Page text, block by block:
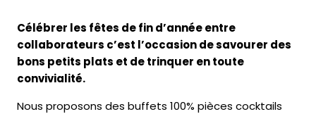
Célébrer les fêtes de fin d’année entre
collaborateurs c’est l’occasion de savourer des
bons petits plats et de trinquer en toute
convivialité.
Nous proposons des buffets 100% pièces cocktails